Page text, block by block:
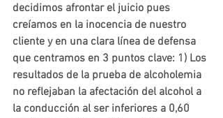
decidimos afrontar el juicio pues
creíamos en la inocencia de nuestro
cliente y en una clara línea de defensa
que centramos en 3 puntos clave: 1) Los
resultados de la prueba de alcoholemia
no reflejaban la afectación del alcohol a
la conducción al ser inferiores a 0,60